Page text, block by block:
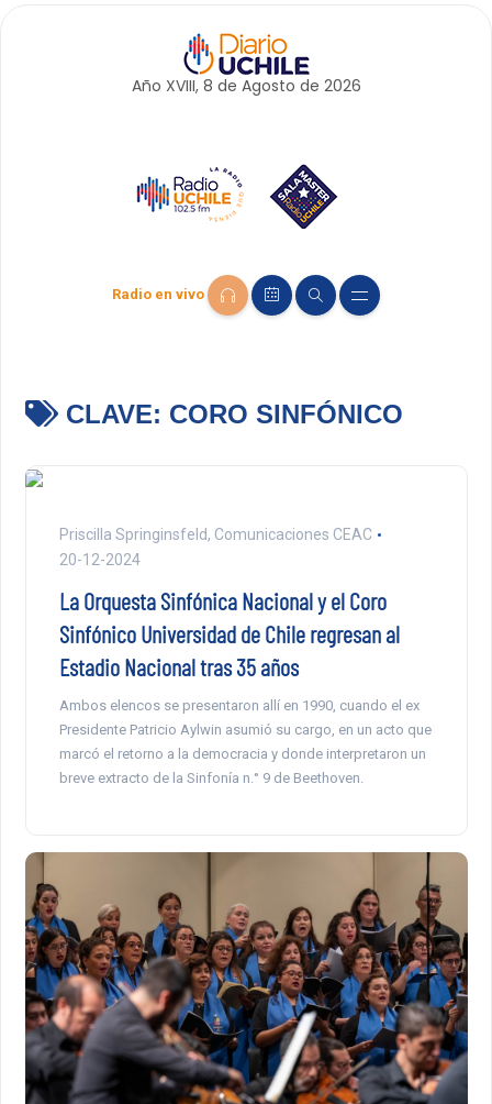
Año XVIII, 8 de Agosto de 2026
Radio en vivo
CLAVE: CORO SINFÓNICO
Priscilla Springinsfeld, Comunicaciones CEAC
20-12-2024
La Orquesta Sinfónica Nacional y el Coro
Sinfónico Universidad de Chile regresan al
Estadio Nacional tras 35 años
Ambos elencos se presentaron allí en 1990, cuando el ex
Presidente Patricio Aylwin asumió su cargo, en un acto que
marcó el retorno a la democracia y donde interpretaron un
breve extracto de la Sinfonía n.° 9 de Beethoven.